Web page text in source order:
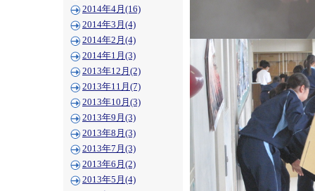
2014年4月(16)
2014年3月(4)
2014年2月(4)
2014年1月(3)
2013年12月(2)
2013年11月(7)
2013年10月(3)
2013年9月(3)
2013年8月(3)
2013年7月(3)
2013年6月(2)
2013年5月(4)